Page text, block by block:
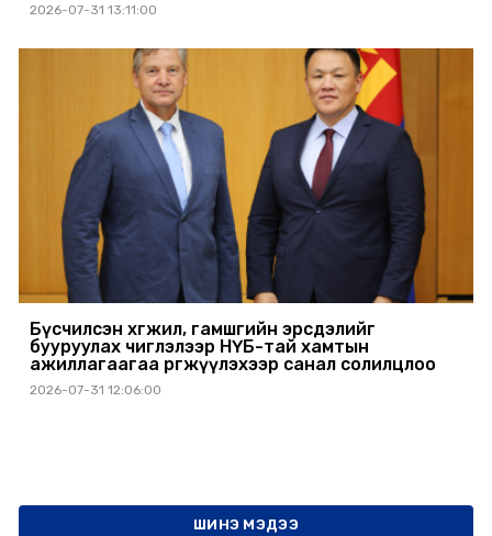
2026-07-31 13:11:00
Бүсчилсэн хөгжил, гамшгийн эрсдэлийг
бууруулах чиглэлээр НҮБ-тай хамтын
ажиллагаагаа өргөжүүлэхээр санал солилцлоо
2026-07-31 12:06:00
ШИНЭ МЭДЭЭ